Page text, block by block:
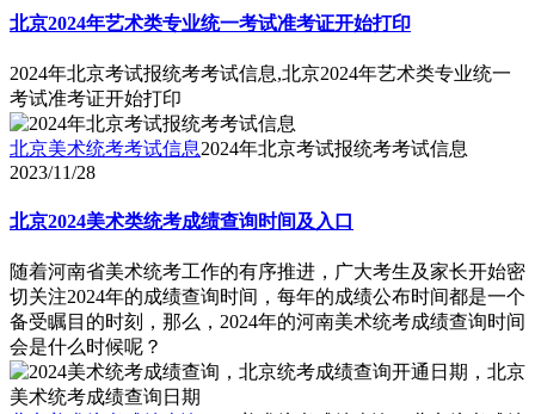
北京2024年艺术类专业统一考试准考证开始打印
2024年北京考试报统考考试信息,北京2024年艺术类专业统一
考试准考证开始打印
北京美术统考考试信息2024年北京考试报统考考试信息
2023/11/28
北京2024美术类统考成绩查询时间及入口
随着河南省美术统考工作的有序推进，广大考生及家长开始密
切关注2024年的成绩查询时间，每年的成绩公布时间都是一个
备受瞩目的时刻，那么，2024年的河南美术统考成绩查询时间
会是什么时候呢？